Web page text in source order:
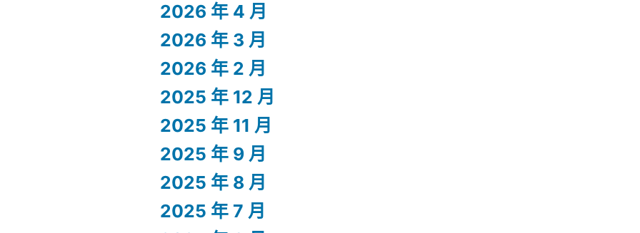
2026 年 4 月
2026 年 3 月
2026 年 2 月
2025 年 12 月
2025 年 11 月
2025 年 9 月
2025 年 8 月
2025 年 7 月